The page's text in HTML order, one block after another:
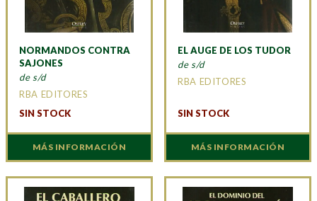
NORMANDOS CONTRA
SAJONES
de s/d
RBA EDITORES
SIN STOCK
MÁS INFORMACIÓN
EL AUGE DE LOS TUDOR
de s/d
RBA EDITORES
SIN STOCK
MÁS INFORMACIÓN